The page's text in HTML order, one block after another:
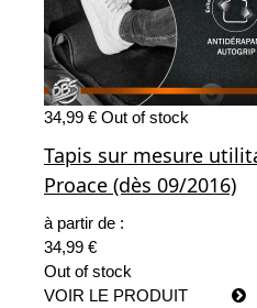
34,99 € Out of stock
Tapis sur mesure
Proace (dès 09/2016)
à partir de :
34,99 €
Out of stock
VOIR LE PRODUIT